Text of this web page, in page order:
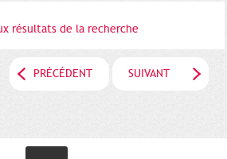
résultats de la recherche
PRÉCÉDENT SUIVANT